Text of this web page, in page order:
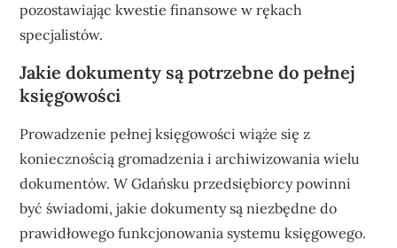
pozostawiając kwestie finansowe w rękach
specjalistów.
Jakie dokumenty są potrzebne do pełnej
księgowości
Prowadzenie pełnej księgowości wiąże się z
koniecznością gromadzenia i archiwizowania wielu
dokumentów. W Gdańsku przedsiębiorcy powinni
być świadomi, jakie dokumenty są niezbędne do
prawidłowego funkcjonowania systemu księgowego.